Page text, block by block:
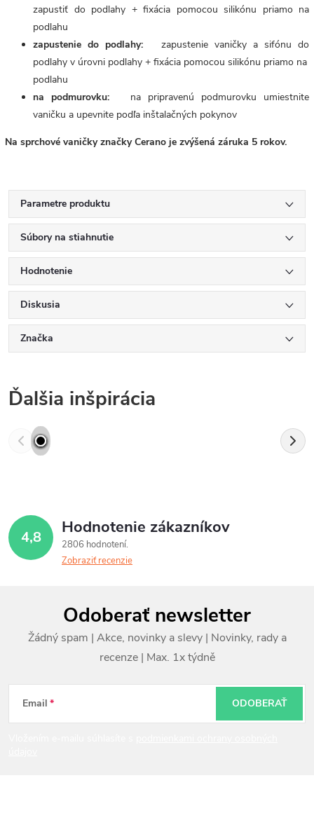
zapustiť do podlahy + fixácia pomocou silikónu priamo na
podlahu
zapustenie do podlahy:
zapustenie vaničky a sifónu do
podlahy v úrovni podlahy + fixácia pomocou silikónu priamo na
podlahu
na podmurovku:
na pripravenú podmurovku umiestnite
vaničku a upevnite podľa inštalačných pokynov
Na sprchové vaničky značky Cerano je zvýšená záruka 5 rokov.
Parametre produktu
Súbory na stiahnutie
Hodnotenie
Diskusia
Značka
Ďalšia inšpirácia
4,8 Hodnotenie zákazníkov
2806 hodnotení
Zobraziť recenzie
ä
Odoberať newsletter
Email ODOBERAŤ